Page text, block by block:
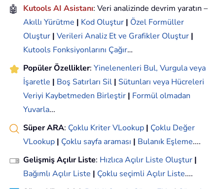
🤖 Kutools AI Asistanı: Veri analizinde devrim yaratın –
Akıllı Yürütme | Kod Oluştur | Özel Formüller
Oluştur | Verileri Analiz Et ve Grafikler Oluştur |
Kutools Fonksiyonlarını Çağır…
Popüler Özellikler: Yinelenenleri Bul, Vurgula veya
İşaretle | Boş Satırları Sil | Sütunları veya Hücreleri
Veriyi Kaybetmeden Birleştir | Formül olmadan
Yuvarla...
Süper ARA: Çoklu Kriter VLookup | Çoklu Değer
VLookup | Çoklu sayfa araması | Bulanık Eşleme....
Gelişmiş Açılır Liste: Hızlıca Açılır Liste Oluştur |
Bağımlı Açılır Liste | Çoklu seçimli Açılır Liste....